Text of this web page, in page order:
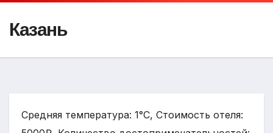
Казань
Средняя температура: 1°C, Стоимость отеля: